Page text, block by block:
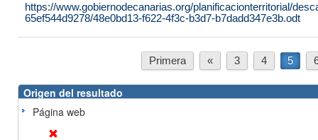
https://www.gobiernodecanarias.org/planificacionterritorial/
65ef544d9278/48e0bd13-f622-4f3c-b3d7-b7dadd347e3b.odt
Primera « 3 4 5
Origen del resultado
Página web